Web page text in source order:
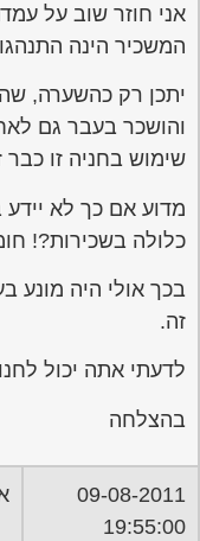
אני חוזר שוב על
המשכיר הינה
יתכן רק כהשערה,
והושכר בעבר גם
שימוש בחניה זו כבר
מדוע אם כך לא יידע
כלולה בשכירות?!
בכך אולי היה מונע
זה.
לדעתי אתה יכול
בהצלחה
09-08-2011
19:55:00